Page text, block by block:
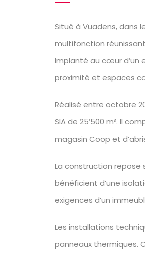
Situé à Vuadens, dans
multifonction
Implanté au cœur d’un
proximité et espaces
Réalisé entre octobre
SIA de 25’500 m³. Il
magasin Coop et
La construction repose
bénéficient d’une
exigences d’un
Les installations
panneaux thermiques.